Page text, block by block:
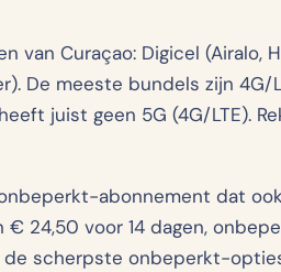
Curaçao: Digicel (Airalo,
De meeste bundels zijn 4G/
juist geen 5G (4G/LTE).
abonnement dat
24,50 voor 14 dagen,
scherpste onbeperkt-